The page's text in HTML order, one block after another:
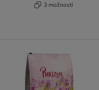
3 možností